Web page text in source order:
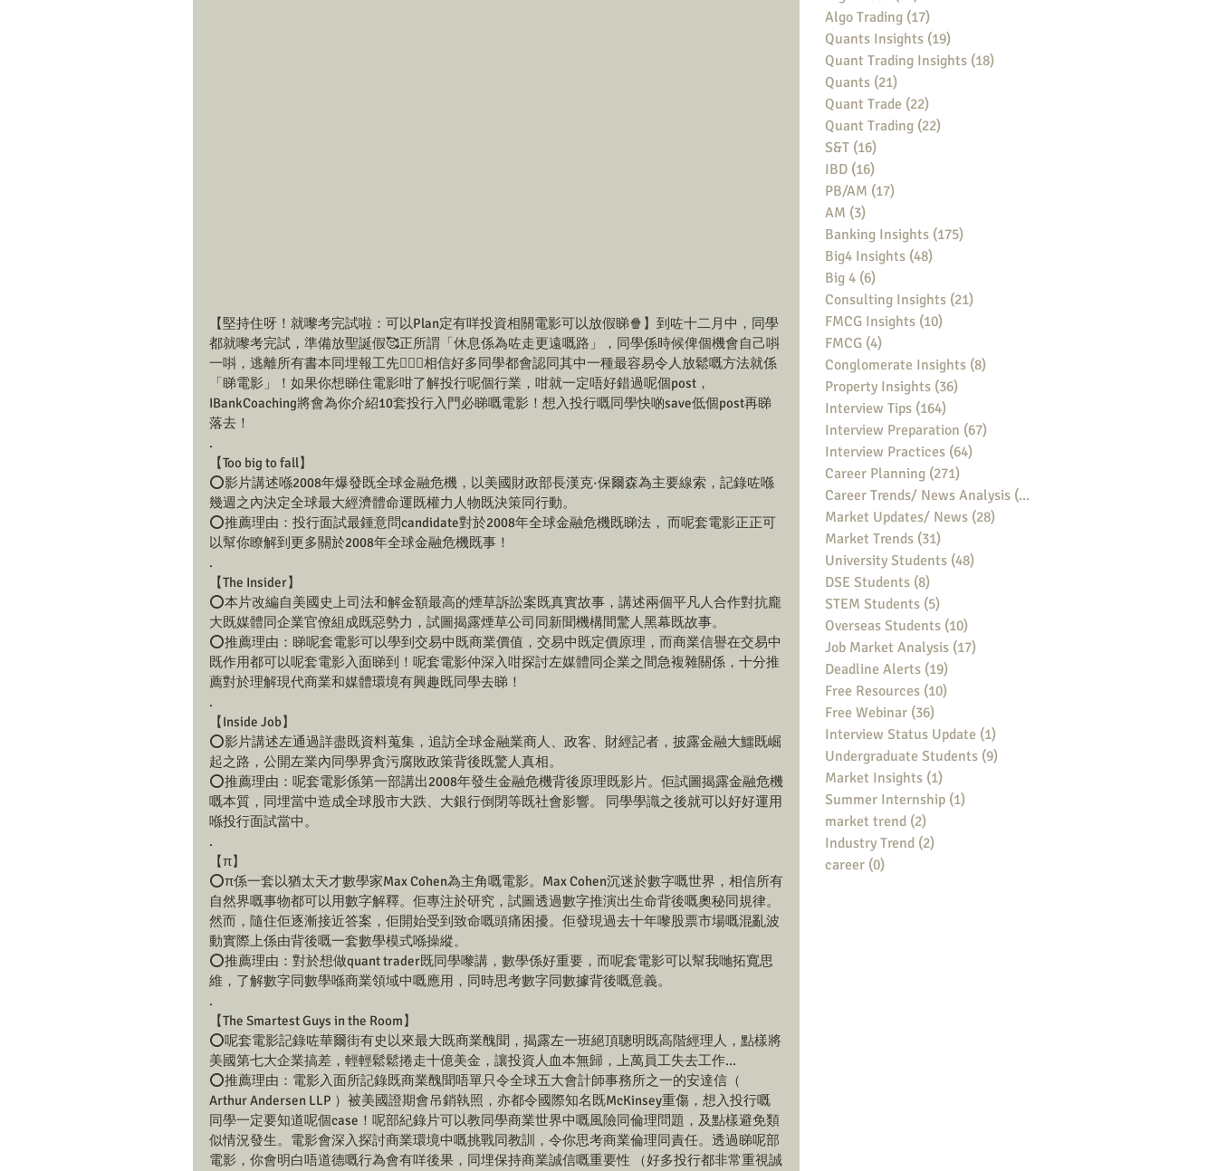
【堅持住呀！就嚟考完試啦：可以Plan定有咩投資相關電影可以放假睇🍿】到咗十二月中，同學
都就嚟考完試，準備放聖誕假🥰正所謂「休息係為咗走更遠嘅路」，同學係時候俾個機會自己唞
一唞，逃離所有書本同埋報工先🏃🏻‍♀️相信好多同學都會認同其中一種最容易令人放鬆嘅方法就係
「睇電影」！如果你想睇住電影咁了解投行呢個行業，咁就一定唔好錯過呢個post，
IBankCoaching將會為你介紹10套投行入門必睇嘅電影！想入投行嘅同學快啲save低個post再睇
落去！
.
【Too big to fall】
⭕️影片講述喺2008年爆發既全球金融危機，以美國財政部長漢克·保爾森為主要線索，記錄咗喺
幾週之內決定全球最大經濟體命運既權力人物既決策同行動。
⭕️推薦理由：投行面試最鍾意問candidate對於2008年全球金融危機既睇法， 而呢套電影正正可
以幫你瞭解到更多關於2008年全球金融危機既事！
.
【The Insider】
⭕️本片改編自美國史上司法和解金額最高的煙草訴訟案既真實故事，講述兩個平凡人合作對抗龐
大既媒體同企業官僚組成既惡勢力，試圖揭露煙草公司同新聞機構間驚人黑幕既故事。
⭕️推薦理由：睇呢套電影可以學到交易中既商業價值，交易中既定價原理，而商業信譽在交易中
既作用都可以呢套電影入面睇到！呢套電影仲深入咁探討左媒體同企業之間急複雜關係，十分推
薦對於理解現代商業和媒體環境有興趣既同學去睇！
.
【Inside Job】
⭕️影片講述左通過詳盡既資料蒐集，追訪全球金融業商人、政客、財經記者，披露金融大鱷既崛
起之路，公開左業內同學界貪污腐敗政策背後既驚人真相。
⭕️推薦理由：呢套電影係第一部講出2008年發生金融危機背後原理既影片。佢試圖揭露金融危機
嘅本質，同埋當中造成全球股市大跌、大銀行倒閉等既社會影響。 同學學識之後就可以好好運用
喺投行面試當中。
.
【π】
⭕️π係一套以猶太天才數學家Max Cohen為主角嘅電影。Max Cohen沉迷於數字嘅世界，相信所有
自然界嘅事物都可以用數字解釋。佢專注於研究，試圖透過數字推演出生命背後嘅奧秘同規律。
然而，隨住佢逐漸接近答案，佢開始受到致命嘅頭痛困擾。佢發現過去十年嚟股票市場嘅混亂波
動實際上係由背後嘅一套數學模式喺操縱。
⭕️推薦理由：對於想做quant trader既同學嚟講，數學係好重要，而呢套電影可以幫我哋拓寬思
維，了解數字同數學喺商業領域中嘅應用，同時思考數字同數據背後嘅意義。
.
【The Smartest Guys in the Room】
⭕️呢套電影記錄咗華爾街有史以來最大既商業醜聞，揭露左一班絕頂聰明既高階經理人，點樣將
美國第七大企業搞差，輕輕鬆鬆捲走十億美金，讓投資人血本無歸，上萬員工失去工作...
⭕️推薦理由：電影入面所記錄既商業醜聞唔單只令全球五大會計師事務所之一的安達信（
Arthur Andersen LLP ）被美國證期會吊銷執照，亦都令國際知名既McKinsey重傷，想入投行嘅
同學一定要知道呢個case！呢部紀錄片可以教同學商業世界中嘅風險同倫理問題，及點樣避免類
似情況發生。電影會深入探討商業環境中嘅挑戰同教訓，令你思考商業倫理同責任。透過睇呢部
電影，你會明白唔道德嘅行為會有咩後果，同埋保持商業誠信嘅重要性 （好多投行都非常重視誠
Algo Trading (17)
Quants Insights (19)
Quant Trading Insights (18)
Quants (21)
Quant Trade (22)
Quant Trading (22)
S&T (16)
IBD (16)
PB/AM (17)
AM (3)
Banking Insights (175)
Big4 Insights (48)
Big 4 (6)
Consulting Insights (21)
FMCG Insights (10)
FMCG (4)
Conglomerate Insights (8)
Property Insights (36)
Interview Tips (164)
Interview Preparation (67)
Interview Practices (64)
Career Planning (271)
Career Trends/ News Analysis (148)
Market Updates/ News (28)
Market Trends (31)
University Students (48)
DSE Students (8)
STEM Students (5)
Overseas Students (10)
Job Market Analysis (17)
Deadline Alerts (19)
Free Resources (10)
Free Webinar (36)
Interview Status Update (1)
Undergraduate Students (9)
Market Insights (1)
Summer Internship (1)
market trend (2)
Industry Trend (2)
career (0)